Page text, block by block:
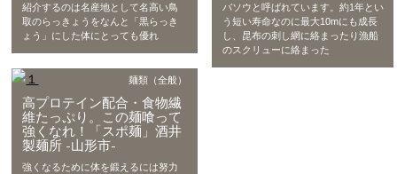
紹介するのは名産地として名高い鳥
取のらっきょうをなんと「黒らっき
ょう」にした体にとっても優れ
バソウと呼ばれています。約1年とい
う短い寿命なのに最大10mにも成長
し、昆布の刺し網に絡まったり漁船
のスクリューに絡まった
麺類（全般）
高プロテイン配合・食物繊
維たっぷり。この麺喰って
強くなれ！「スポ麺」酒井
製麺所 -山形市-
強くなるために体を鍛えるには努力